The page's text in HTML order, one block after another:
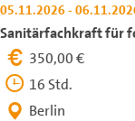
05.11.2026 -
Sanitärfachkraft für
350,00 €
16 Std.
Berlin